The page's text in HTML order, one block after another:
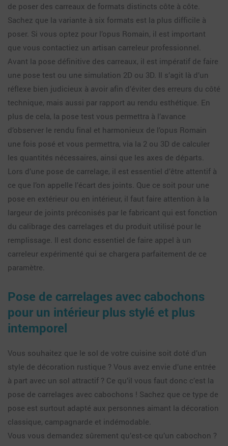
de poser des carreaux de formats distincts côte à côte.
Sachez que la variante à six formats est la plus difficile à
poser. Si vous optez pour l’opus Romain, il est important
que vous contactiez un artisan carreleur professionnel.
Avant la pose définitive des carreaux, il est impératif de faire
une pose test ou une simulation 2D ou 3D. Il s’agit là d’un
réflexe bien judicieux à avoir afin d’éviter des erreurs du côté
technique, mais aussi par rapport au rendu esthétique. En
plus de cela, la pose test vous permettra à l’avance
d’observer le rendu final et harmonieux de l’opus Romain
une fois posé et vous permettra, via la 2 ou 3D de calculer
les quantités nécessaires, ainsi que les axes de départs.
Lors d’une pose de carrelage, il est essentiel d’être attentif à
ce que l’on appelle l’écart des joints. Que ce soit pour une
pose en extérieur ou en intérieur, il faut faire attention à la
largeur de joints préconisés par le fabricant qui est fonction
du calibrage des carrelages et du produit utilisé pour le
remplissage. Il est donc essentiel de faire appel à un
carreleur expérimenté qui se chargera parfaitement de ce
paramètre.
Pose de carrelages avec cabochons
pour un intérieur plus stylé et plus
intemporel
Vous souhaitez que le sol de votre cuisine soit doté d’un
style de décoration rustique ? Vous avez envie d’une entrée
à part avec un sol attractif ? Ce qu’il vous faut donc c’est la
pose de carrelages avec cabochons ! Sachez que ce type de
pose est surtout adapté aux personnes aimant la décoration
classique, campagnarde et indémodable.
Vous vous demandez sûrement qu’est-ce qu’un cabochon ?